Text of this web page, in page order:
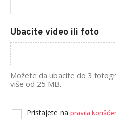
Ubacite video ili foto
Možete da ubacite do 3
više od 25 MB.
Pristajete na pravila